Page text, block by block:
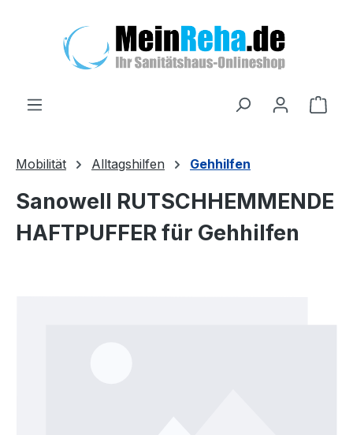
Mobilität Alltagshilfen Gehhilfen
Sanowell RUTSCHHEMMENDE
HAFTPUFFER für Gehhilfen